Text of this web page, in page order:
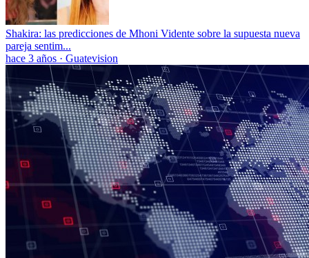
Shakira: las predicciones de Mhoni Vidente sobre la supuesta nueva
pareja sentim...
hace 3 años · Guatevision